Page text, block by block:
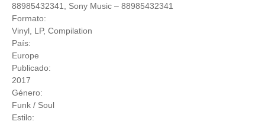
88985432341, Sony Music ‎– 88985432341
Formato:
Vinyl , LP, Compilation
País:
Europe
Publicado:
2017
Género:
Funk / Soul
Estilo: